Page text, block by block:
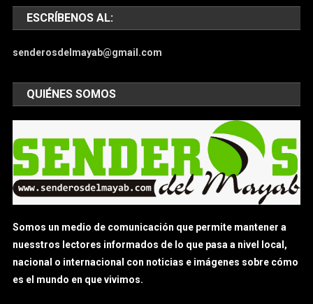
ESCRÍBENOS AL:
senderosdelmayab@gmail.com
QUIÉNES SOMOS
Somos un medio de comunicación que permite mantener a
nuesstros lectores informados de lo que pasa a nivel local,
nacional o internacional con noticias e imágenes sobre cómo
es el mundo en que vivimos.